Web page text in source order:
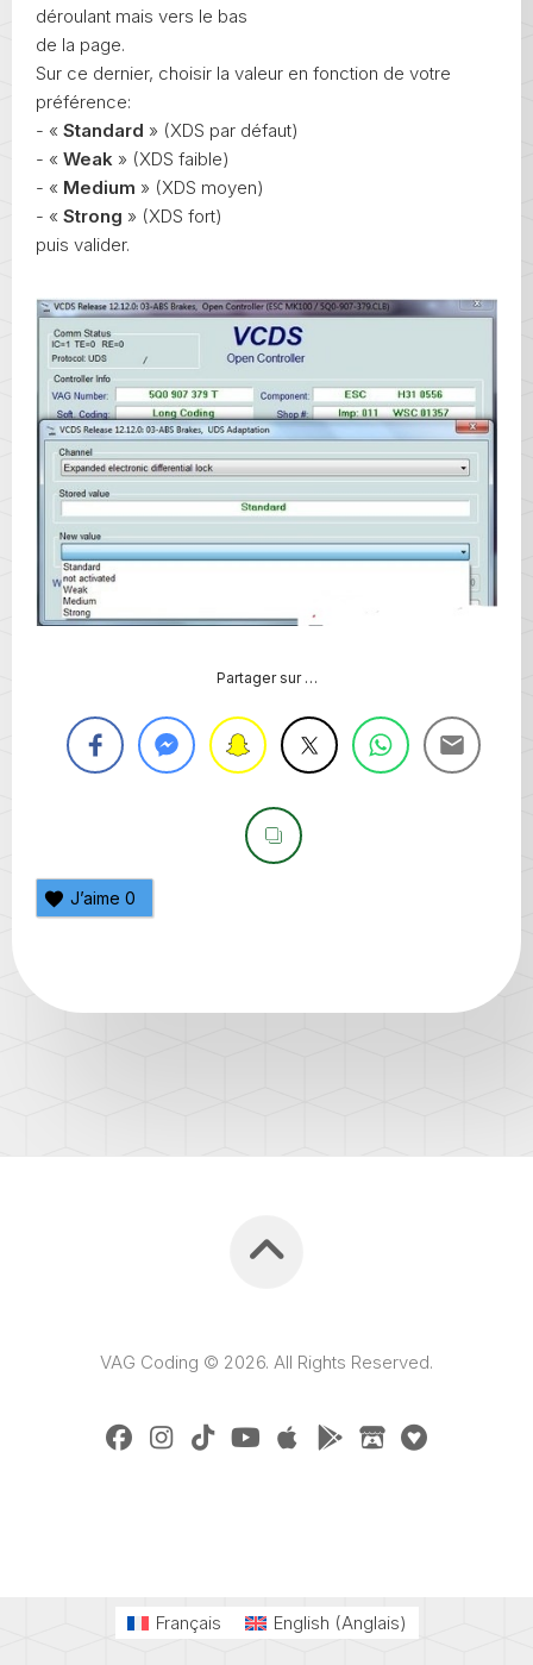
déroulant mais vers le bas
de la page.
Sur ce dernier, choisir la valeur en fonction de votre
préférence:
- « Standard » (XDS par défaut)
- « Weak » (XDS faible)
- « Medium » (XDS moyen)
- « Strong » (XDS fort)
puis valider.
Partager sur …
J’aime 0
VAG Coding © 2026. All Rights Reserved.
Français English (Anglais)